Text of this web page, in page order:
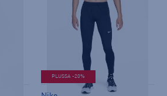
PLUSSA -20%